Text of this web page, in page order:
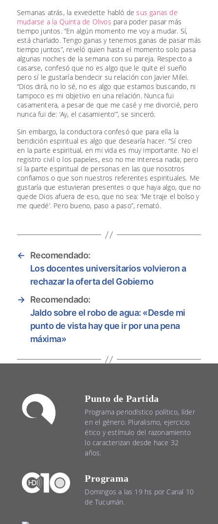
Semanas atrás, la exvedette habló desus ganas de
mudarse a la Quinta de Olivos para poder pasar más
tiempo juntos. “En algún momento me voy a mudar. Sí,
está charlado. Tengo ganas y tenemos ganas de pasar más
tiempo juntos”, reveló quien hasta el momento solo pasa
algunas noches de la semana con su pareja. Respecto a
casarse, confesó que no es algo que le quite el sueño
pero sí le gustaría bendecir su relación con Javier Milei.
“Dios dirá, no lo sé, no es algo que estamos buscando, ni
tampoco es mi objetivo en una relación. Nunca fui
casamentera, a pesar de que me casé y me divorcié, pero
nunca fui de: ‘Ay, el casamiento’”, se sinceró.
Sin embargo, la conductora confesó que para ella la
bendición espiritual es algo que desearía hacer. “Sí creo
en la parte espiritual, en mi vida es muy importante. No el
registro civil o los papeles, eso no me interesa nada; pero
sí la parte espiritual de personas en las que nosotros
confiamos o que son nuestros referentes espirituales. Me
gustaría que estuvieran presentes o que haya algo, que no
quede Dios afuera de eso, que no sea: ‘Me traje el bolso y
me quedé’. Pero bueno, paso a paso”, remató.
←
Recomendado:
Los docentes universitarios volvieron a
rechazar la oferta del Gobierno
→ Recomendado:
Jaldo sobre el robo de agua: «Desde mi
punto de vista hay que ir por una pena
máxima»
Punto de Partida
Programa periodístico político, líder
en el género. Pluralismo, ejercicio
ético y estímulo del razonamiento
lo caracterizan desde hace 32
años.
Programa
Domingos a las 19 hs por Canal 10
de Tucumán.